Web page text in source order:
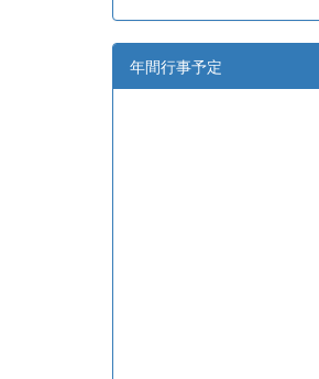
年間行事予定